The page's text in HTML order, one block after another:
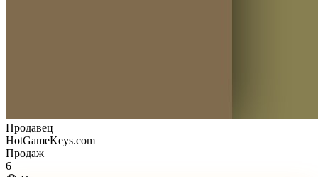
Продавец
HotGameKeys.com
Продаж
6